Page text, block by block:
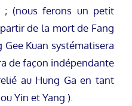
; (nous ferons un petit
de la mort de Fang
Kuan systématisera
de façon indépendante
au Hung Ga en tant
Yin et Yang ).